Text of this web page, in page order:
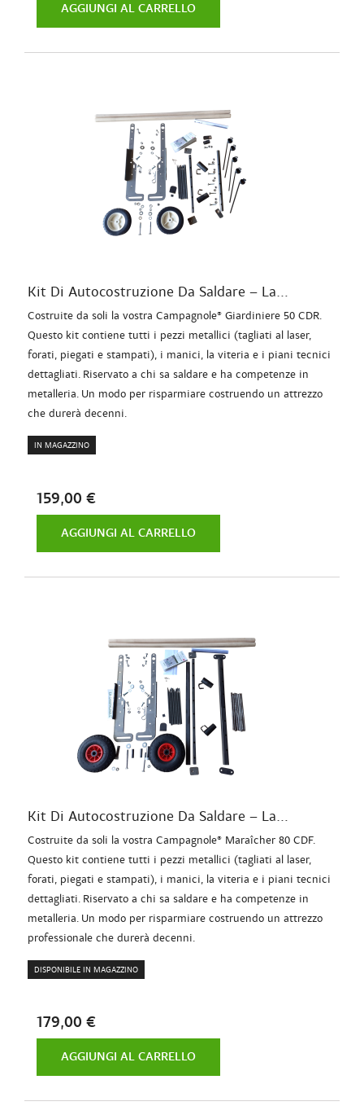
AGGIUNGI AL CARRELLO
Kit Di Autocostruzione Da Saldare – La...
Costruite da soli la vostra Campagnole® Giardiniere 50 CDR.
Questo kit contiene tutti i pezzi metallici (tagliati al laser,
forati, piegati e stampati), i manici, la viteria e i piani tecnici
dettagliati. Riservato a chi sa saldare e ha competenze in
metalleria. Un modo per risparmiare costruendo un attrezzo
che durerà decenni.
IN MAGAZZINO
159,00 €
AGGIUNGI AL CARRELLO
Kit Di Autocostruzione Da Saldare – La...
Costruite da soli la vostra Campagnole® Maraîcher 80 CDF.
Questo kit contiene tutti i pezzi metallici (tagliati al laser,
forati, piegati e stampati), i manici, la viteria e i piani tecnici
dettagliati. Riservato a chi sa saldare e ha competenze in
metalleria. Un modo per risparmiare costruendo un attrezzo
professionale che durerà decenni.
DISPONIBILE IN MAGAZZINO
179,00 €
AGGIUNGI AL CARRELLO